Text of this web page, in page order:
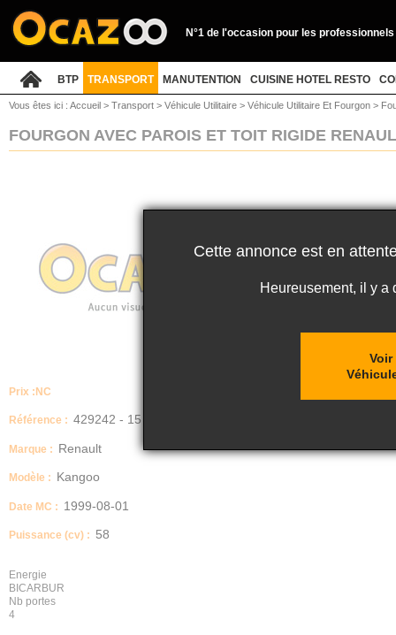
N°1 de l'occasion pour les professionnels
BTP TRANSPORT MANUTENTION CUISINE HOTEL RESTO
Vous êtes ici : Accueil > Transport > Véhicule Utilitaire > Véhicule Utilitaire Et Fourgon >
FOURGON AVEC PAROIS ET TOIT RIGIDE
Prix : NC
Référence : 429242 - 15
Marque : Renault
Modèle : Kangoo
Date MC : 1999-08-01
Puissance (cv) : 58
Energie
BICARBUR
Nb portes
4
Cette annonce est en
Heureusement, il y a